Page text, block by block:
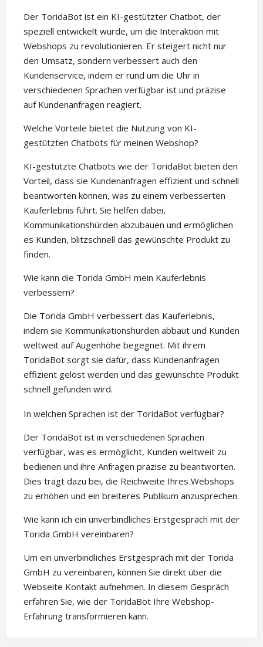
Der ToridaBot ist ein KI-gestützter Chatbot, der
speziell entwickelt wurde, um die Interaktion mit
Webshops zu revolutionieren. Er steigert nicht nur
den Umsatz, sondern verbessert auch den
Kundenservice, indem er rund um die Uhr in
verschiedenen Sprachen verfügbar ist und präzise
auf Kundenanfragen reagiert.
Welche Vorteile bietet die Nutzung von KI-
gestützten Chatbots für meinen Webshop?
KI-gestützte Chatbots wie der ToridaBot bieten den
Vorteil, dass sie Kundenanfragen effizient und schnell
beantworten können, was zu einem verbesserten
Kauferlebnis führt. Sie helfen dabei,
Kommunikationshürden abzubauen und ermöglichen
es Kunden, blitzschnell das gewünschte Produkt zu
finden.
Wie kann die Torida GmbH mein Kauferlebnis
verbessern?
Die Torida GmbH verbessert das Kauferlebnis,
indem sie Kommunikationshürden abbaut und Kunden
weltweit auf Augenhöhe begegnet. Mit ihrem
ToridaBot sorgt sie dafür, dass Kundenanfragen
effizient gelöst werden und das gewünschte Produkt
schnell gefunden wird.
In welchen Sprachen ist der ToridaBot verfügbar?
Der ToridaBot ist in verschiedenen Sprachen
verfügbar, was es ermöglicht, Kunden weltweit zu
bedienen und ihre Anfragen präzise zu beantworten.
Dies trägt dazu bei, die Reichweite Ihres Webshops
zu erhöhen und ein breiteres Publikum anzusprechen.
Wie kann ich ein unverbindliches Erstgespräch mit der
Torida GmbH vereinbaren?
Um ein unverbindliches Erstgespräch mit der Torida
GmbH zu vereinbaren, können Sie direkt über die
Webseite Kontakt aufnehmen. In diesem Gespräch
erfahren Sie, wie der ToridaBot Ihre Webshop-
Erfahrung transformieren kann.